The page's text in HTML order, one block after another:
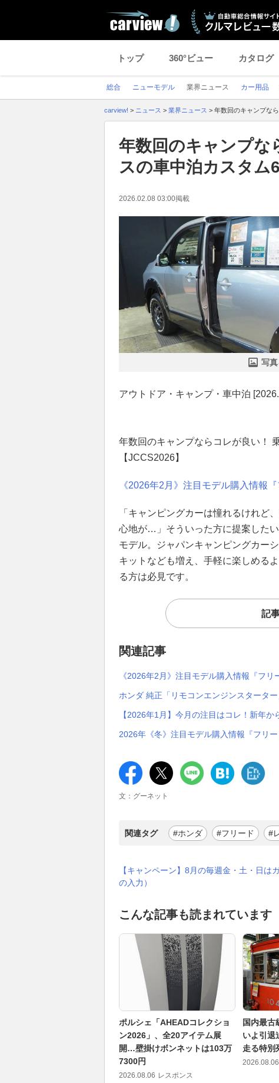
トップ 360°ビュー カタログ
総合 ニューモデル 業界ニュース カー用品
carview! > ニュース > 業界ニュース > 年数回のキャンプな
年数回のキャンプな
スの車中泊カスタム
2026.02.08 03:00掲載
写真
アウトドア・キャンプ・車中泊
年数回のキャンプならコレが良い！
【JCCS2026】
《2026年2月》注目モデル購入情報『
「キャンピングカーは憧れるけれど
心地が…」そういった方に提案した
モデル。ジャパンキャンピングカー
キットなども増え、手軽に楽しめる
る方は必見です。
記
関連記事
《2026年2月》注目モデル購入情報『フリ
ホンダ 純正「リモコンエンジンスタータ
【2026年1月】今月の注目はコレ！新年
2026年《冬》注目モデル購入情報『フリー
文：グーネット
関連タグ #ホンダ #フリード #
【キャンペーン】8月の毎週金・土・日
の入力）
こんな記事も読まれています
ポルシェ「AHEADコレクショ
ン2026」、全20アイテム展
開…壁掛けボンネットは103万
7300円
2026.08.06 レスポンス
国内最古
いよ引退
走る特別
2026.08.06